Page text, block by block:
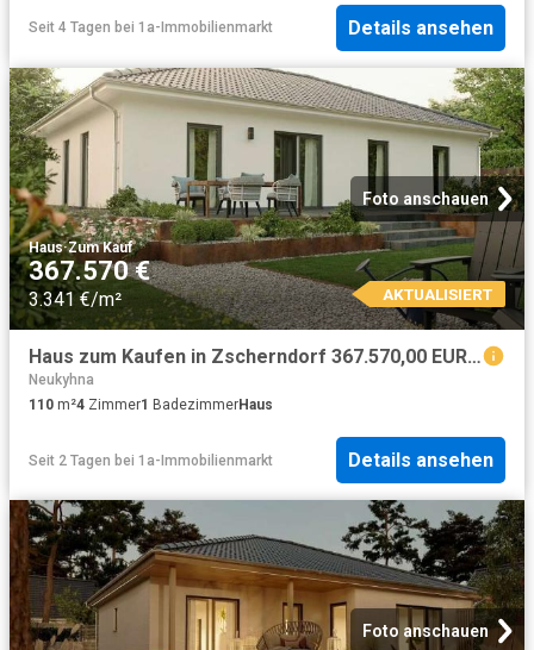
Seit 4 Tagen bei 1a-Immobilienmarkt Details ansehen
Foto anschauen
Haus·Zum Kauf
367.570 €
3.341 €/m² AKTUALISIERT
Haus zum Kaufen in Zscherndorf 367.570,00 EUR 110 m²
Neukyhna
110 m²4 Zimmer1 BadezimmerHaus
Seit 2 Tagen bei 1a-Immobilienmarkt Details ansehen
Foto anschauen